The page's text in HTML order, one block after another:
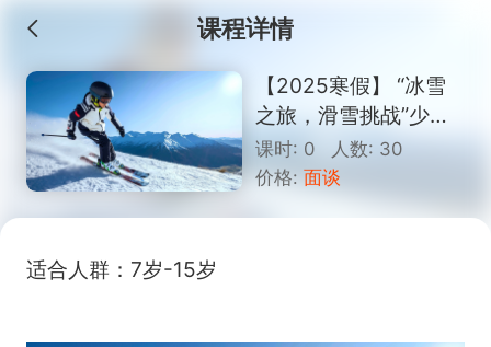
课程详情
【2025寒假】 “冰雪
之旅，滑雪挑战”少年
滑雪6日营
课时: 0 人数: 30
价格: 面谈
适合人群： 7岁-15岁